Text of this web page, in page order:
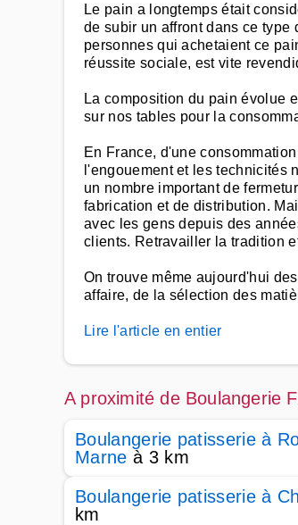
Le pain a longtemps était
de subir un affront dans ce
personnes qui achetaient ce
réussite sociale, est vite
La composition du pain évolue
sur nos tables pour la
En France, d'une
l'engouement et les technicités
un nombre important de
fabrication et de distribution.
avec les gens depuis des
clients. Retravailler la tradition
On trouve même aujourd'hui
affaire, de la sélection des
Lire l'article en entier
A proximité de Boulangerie
Boulangerie patisserie à
Marne à 3 km
Boulangerie patisserie à
km